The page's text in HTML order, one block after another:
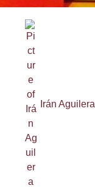
Irán Aguilera